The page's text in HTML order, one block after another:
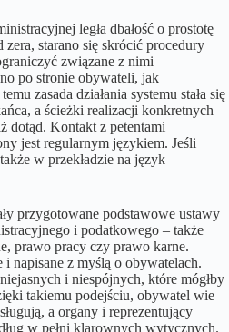
legła dbałość o prostotę
starano się skrócić procedury
związane z nimi
po stronie obywateli, jak
zasada działania systemu stała się
a ścieżki realizacji konkretnych
dotąd. Kontakt z petentami
jest regularnym językiem. Jeśli
w przekładzie na język
przygotowane podstawowe ustawy
i podatkowego – także
prawo pracy czy prawo karne.
napisane z myślą o obywatelach.
i niespójnych, które mógłby
takiemu podejściu, obywatel wie
a organy i reprezentujący
w pełni klarownych wytycznych.